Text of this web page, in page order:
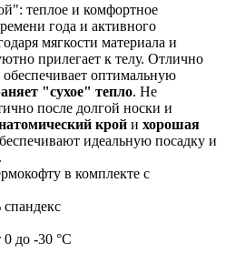
теплое и комфортное
года и активного
мягкости материала и
прилегает к телу. Отлично
обеспечивает оптимальную
"сухое" тепло. Не
после долгой носки и
крой и хорошая
идеальную посадку и
в комплекте с
спандекс
0 до -30 °С